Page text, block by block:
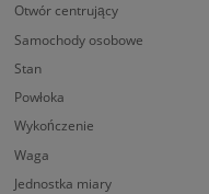
Otwór centrujący
Samochody osobowe
Stan
Powłoka
Wykończenie
Waga
Jednostka miary